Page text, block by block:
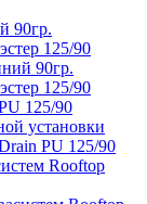
90гр.
125/90
90гр.
125/90
125/90
установки
PU 125/90
Rooftop